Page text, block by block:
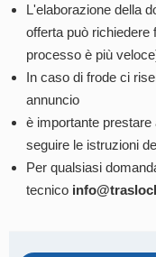
L'elaborazione della
offerta può richiedere
processo è più
In caso di frode ci
annuncio
è importante
seguire le istruzioni
Per qualsiasi
tecnico